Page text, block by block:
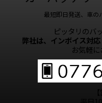
最短即日発送、車の
ピッタリのバ
弊社は、インボイス対
お気軽に